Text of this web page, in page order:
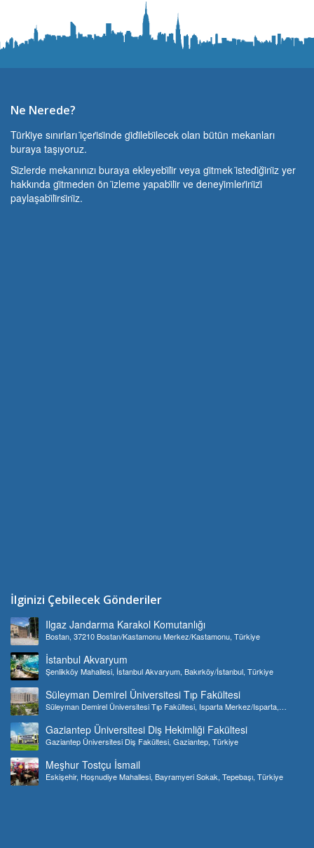
Ne Nerede?
Türki̇ye sınırları i̇çeri̇si̇nde gi̇di̇lebi̇lecek olan bütün mekanları
buraya taşıyoruz.
Si̇zlerde mekanınızı buraya ekleyebi̇li̇r veya gi̇tmek i̇stedi̇ği̇ni̇z yer
hakkında gi̇tmeden ön i̇zleme yapabi̇li̇r ve deneyi̇mleri̇ni̇zi̇
paylaşabi̇li̇rsi̇ni̇z.
İlginizi Çebilecek Gönderiler
Ilgaz Jandarma Karakol Komutanlığı
Bostan, 37210 Bostan/Kastamonu Merkez/Kastamonu, Türkiye
İstanbul Akvaryum
Şenlikköy Mahallesi, İstanbul Akvaryum, Bakırköy/İstanbul, Türkiye
Süleyman Demirel Üniversitesi Tıp Fakültesi
Süleyman Demirel Üniversitesi Tıp Fakültesi, Isparta Merkez/Isparta,
Gaziantep Üniversitesi Diş Hekimliği Fakültesi
Gaziantep Üniversitesi Diş Fakültesi, Gaziantep, Türkiye
Meşhur Tostçu İsmail
Eskişehir, Hoşnudiye Mahallesi, Bayramyeri Sokak, Tepebaşı, Türkiye